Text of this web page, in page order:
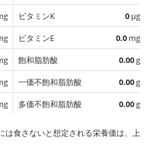
ビタミンK
0 µg
ビタミンE
0.0 mg
飽和脂肪酸
0.00g
一価不飽和脂肪酸
0.00g
多価不飽和脂肪酸
0.00g
は食さないと想定される栄養価は、上